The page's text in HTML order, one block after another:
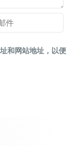
和网站地址，以便